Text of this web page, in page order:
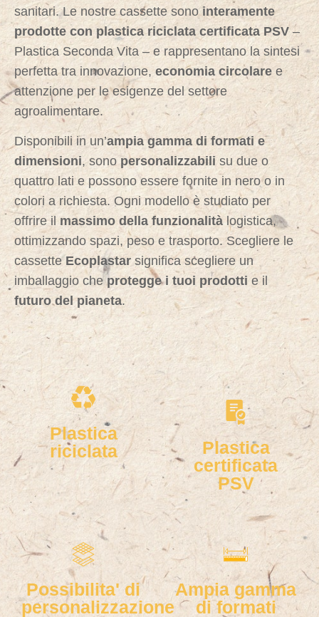
sanitari.Le nostre cassette sonointeramente
prodotte con plastica riciclata certificata PSV –
Plastica Seconda Vita – e rappresentano la sintesi
perfetta tra innovazione, economia circolare e
attenzione per le esigenze del settore
agroalimentare.
Disponibili in un’ampia gamma di formati e
dimensioni, sono personalizzabili su due o
quattro lati e possono essere fornite in nero o in
colori a richiesta. Ogni modello è studiato per
offrire il massimo della funzionalitàlogistica,
ottimizzando spazi, peso e trasporto. Scegliere le
cassetteEcoplastar significa scegliere un
imballaggio cheprotegge i tuoi prodotti e il
futuro del pianeta.
Plastica
riciclata
Plastica
certificata
PSV
Possibilita' di
personalizzazione
Ampia gamma
di formati